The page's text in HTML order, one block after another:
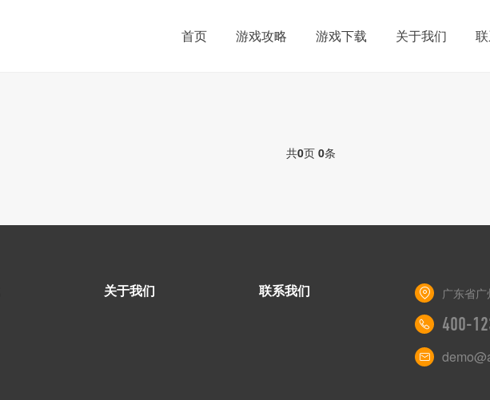
首页 游戏攻略 游戏下载 关于我们
共0页 0条
关于我们 联系我们 广东省
400-